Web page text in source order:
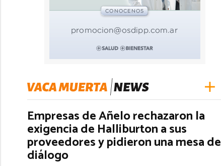
Empresas de Añelo rechazaron la
exigencia de Halliburton a sus
proveedores y pidieron una mesa de
diálogo